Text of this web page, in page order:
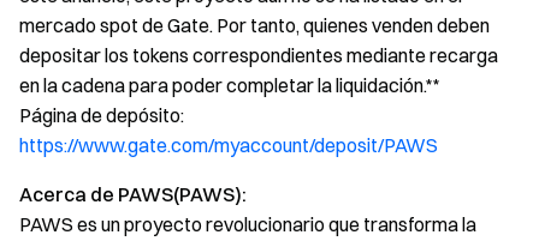
mercado spot de Gate. Por tanto, quienes venden deben
depositar los tokens correspondientes mediante recarga
en la cadena para poder completar la liquidación.**
Página de depósito:
https://www.gate.com/myaccount/deposit/PAWS
Acerca de PAWS(PAWS):
PAWS es un proyecto revolucionario que transforma la